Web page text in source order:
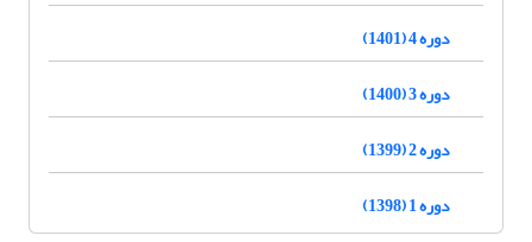
دوره 4 (1401)
دوره 3 (1400)
دوره 2 (1399)
دوره 1 (1398)